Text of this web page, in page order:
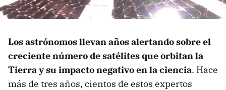
Los astrónomos llevan años alertando sobre el
creciente número de satélites que orbitan la
Tierra y su impacto negativo en la ciencia. Hace
más de tres años, cientos de estos expertos